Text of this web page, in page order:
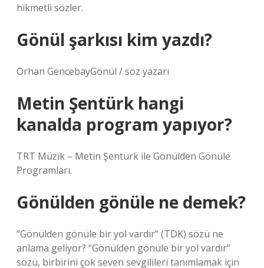
hikmetli sözler.
Gönül şarkısı kim yazdı?
Orhan GencebayGönül / söz yazarı
Metin Şentürk hangi
kanalda program yapıyor?
TRT Müzik – Metin Şentürk ile Gönülden Gönüle
Programları.
Gönülden gönüle ne demek?
“Gönülden gönüle bir yol vardır” (TDK) sözü ne
anlama geliyor? “Gönülden gönüle bir yol vardır”
sözü, birbirini çok seven sevgilileri tanımlamak için